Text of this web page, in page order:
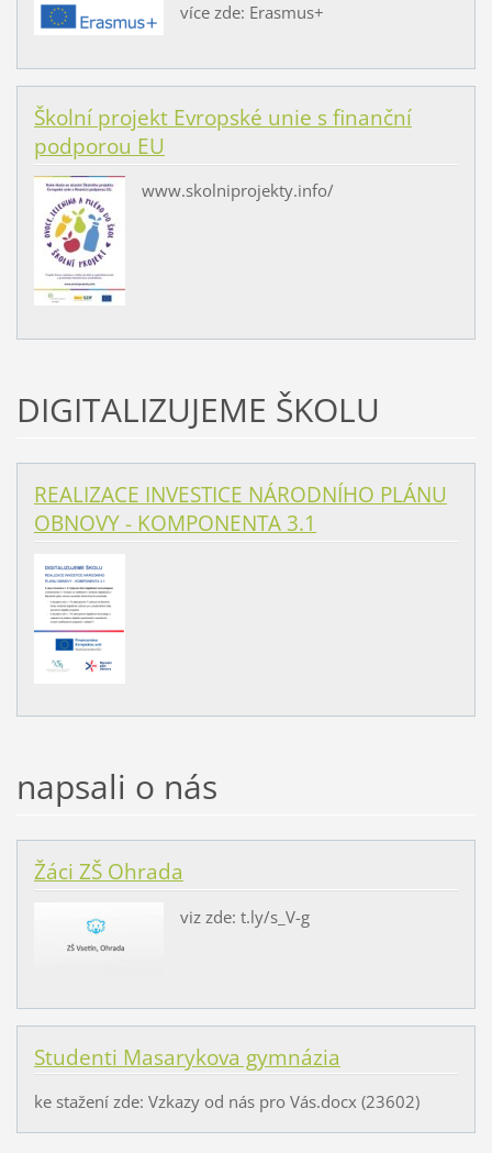
více zde: Erasmus+
Školní projekt Evropské unie s finanční
podporou EU
www.skolniprojekty.info/
DIGITALIZUJEME ŠKOLU
REALIZACE INVESTICE NÁRODNÍHO PLÁNU
OBNOVY - KOMPONENTA 3.1
napsali o nás
Žáci ZŠ Ohrada
viz zde: t.ly/s_V-g
Studenti Masarykova gymnázia
ke stažení zde: Vzkazy od nás pro Vás.docx (23602)